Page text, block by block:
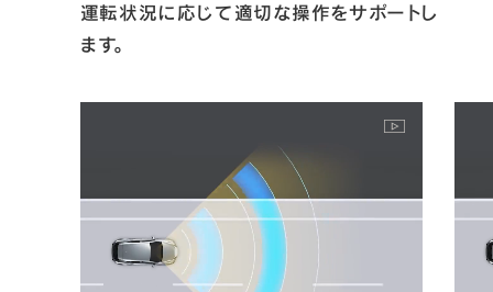
運転状況に応じて適切な操作をサポートし
ます。